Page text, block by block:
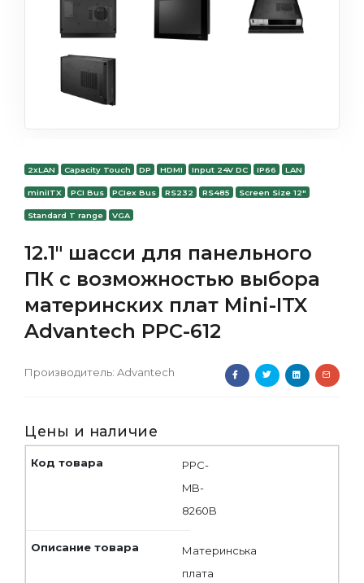
2xLAN Capacity Touch DP HDMI Input 24V DC IP66 LAN
miniITX PCI Bus PCIex Bus RS232 RS485 Screen Size 12"
Standard T range VGA
12.1" шасси для панельного
ПК с возможностью выбора
материнских плат Mini-ITX
Advantech PPC-612
Производитель: Advantech
Цены и наличие
PPC-
MB-
8260B
Материнська
плата